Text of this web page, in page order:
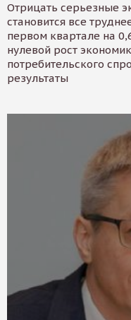
Отрицать серьезные
становится все
первом квартале на
нулевой рост
потребительского
результаты